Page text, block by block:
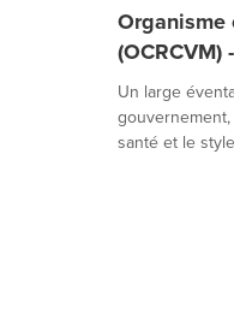
Organisme
(OCRCVM)
Un large
santé et le